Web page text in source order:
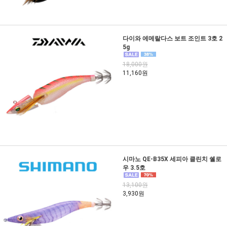
다이와 에메랄다스 보트 조인트 3호 2
5g
18,000원
11,160원
시마노 QE-B35X 세피아 클린치 쉘로
우 3.5호
13,100원
3,930원